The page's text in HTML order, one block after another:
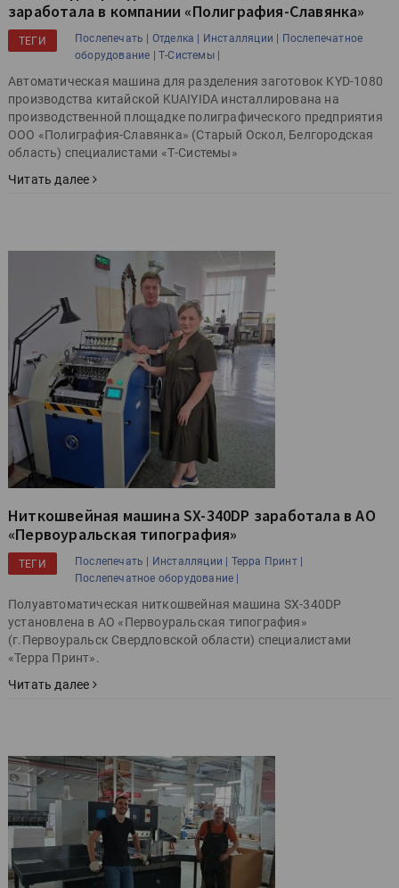
заработала в компании «Полиграфия-Славянка»
ТЕГИ Послепечать | Отделка | Инсталляции |
Послепечатное
оборудование |
Т-Системы |
Автоматическая машина для разделения заготовок KYD-1080
производства китайской KUAIYIDA инсталлирована на
производственной площадке полиграфического предприятия
ООО «Полиграфия-Славянка» (Старый Оскол, Белгородская
область) специалистами «Т-Системы»
Читать далее
Ниткошвейная машина SX-340DP заработала в АО
«Первоуральская типография»
ТЕГИ Послепечать | Инсталляции |
Терра Принт |
Послепечатное оборудование |
Полуавтоматическая ниткошвейная машина SX-340DP
установлена в АО «Первоуральская типография»
(г.Первоуральск Свердловской области) специалистами
«Терра Принт».
Читать далее